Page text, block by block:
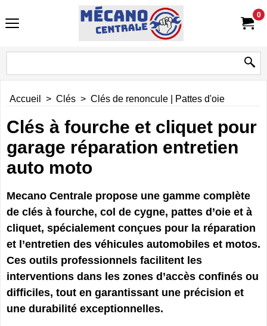
0
Accueil > Clés > Clés de renoncule | Pattes d'oie
Clés à fourche et cliquet pour
garage réparation entretien
auto moto
Mecano Centrale propose une gamme complète
de clés à fourche, col de cygne, pattes d’oie et à
cliquet, spécialement conçues pour la réparation
et l’entretien des véhicules automobiles et motos.
Ces outils professionnels facilitent les
interventions dans les zones d’accès confinés ou
difficiles, tout en garantissant une précision et
une durabilité exceptionnelles.